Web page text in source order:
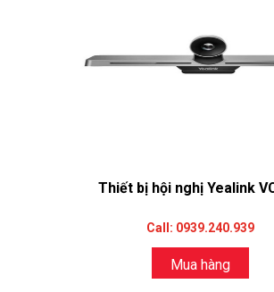
Thiết bị hội nghị Yealink
Call: 0939.240.939
Mua hàng